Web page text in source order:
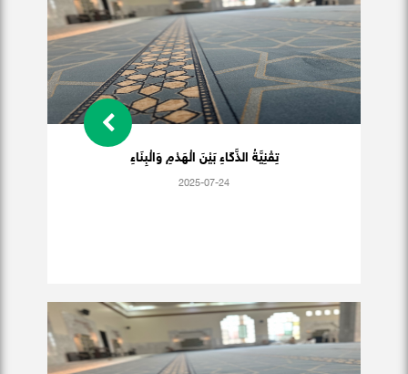
تِقْنِيَّةُ الذَّكَاءِ بَيْنَ الْهَدْمِ وَالْبِنَاءِ
2025-07-24